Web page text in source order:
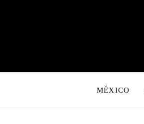
MÉXICO